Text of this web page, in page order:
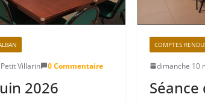
Petit Villarin 0 Commentaire
2026
COMPTES
dimanche 10